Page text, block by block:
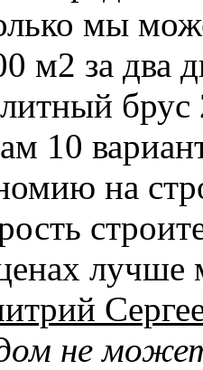
мы
м2 за два
10
на
лучше
не